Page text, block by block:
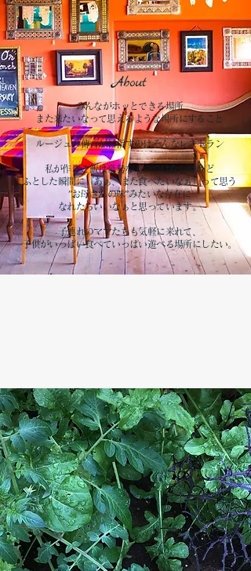
About
みんながホッとできる場所
また来たいなって思えるような場所にすること
​ルージュの傳言が目指すのはそんなレストラン
私が作るご飯は豪勢なものではないけれど
ふとした瞬間に『あぁ、また食べたいなぁ』って思う
”お母さんの味”みたいな存在に
なれたらいいなぁ と思っています。
子連れのママたちも気軽に来れて、
子供がいっぱい食べていっぱい遊べる場所にしたい。